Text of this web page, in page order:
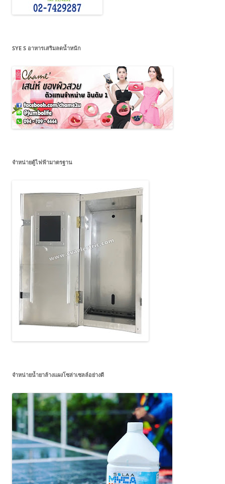
SYE S อาหารเสริมลดน้ำหนัก
จำหน่ายตู้ไฟฟ้ามาตรฐาน
จำหน่ายน้ำยาล้างแผงโซล่าเซลล์อย่างดี